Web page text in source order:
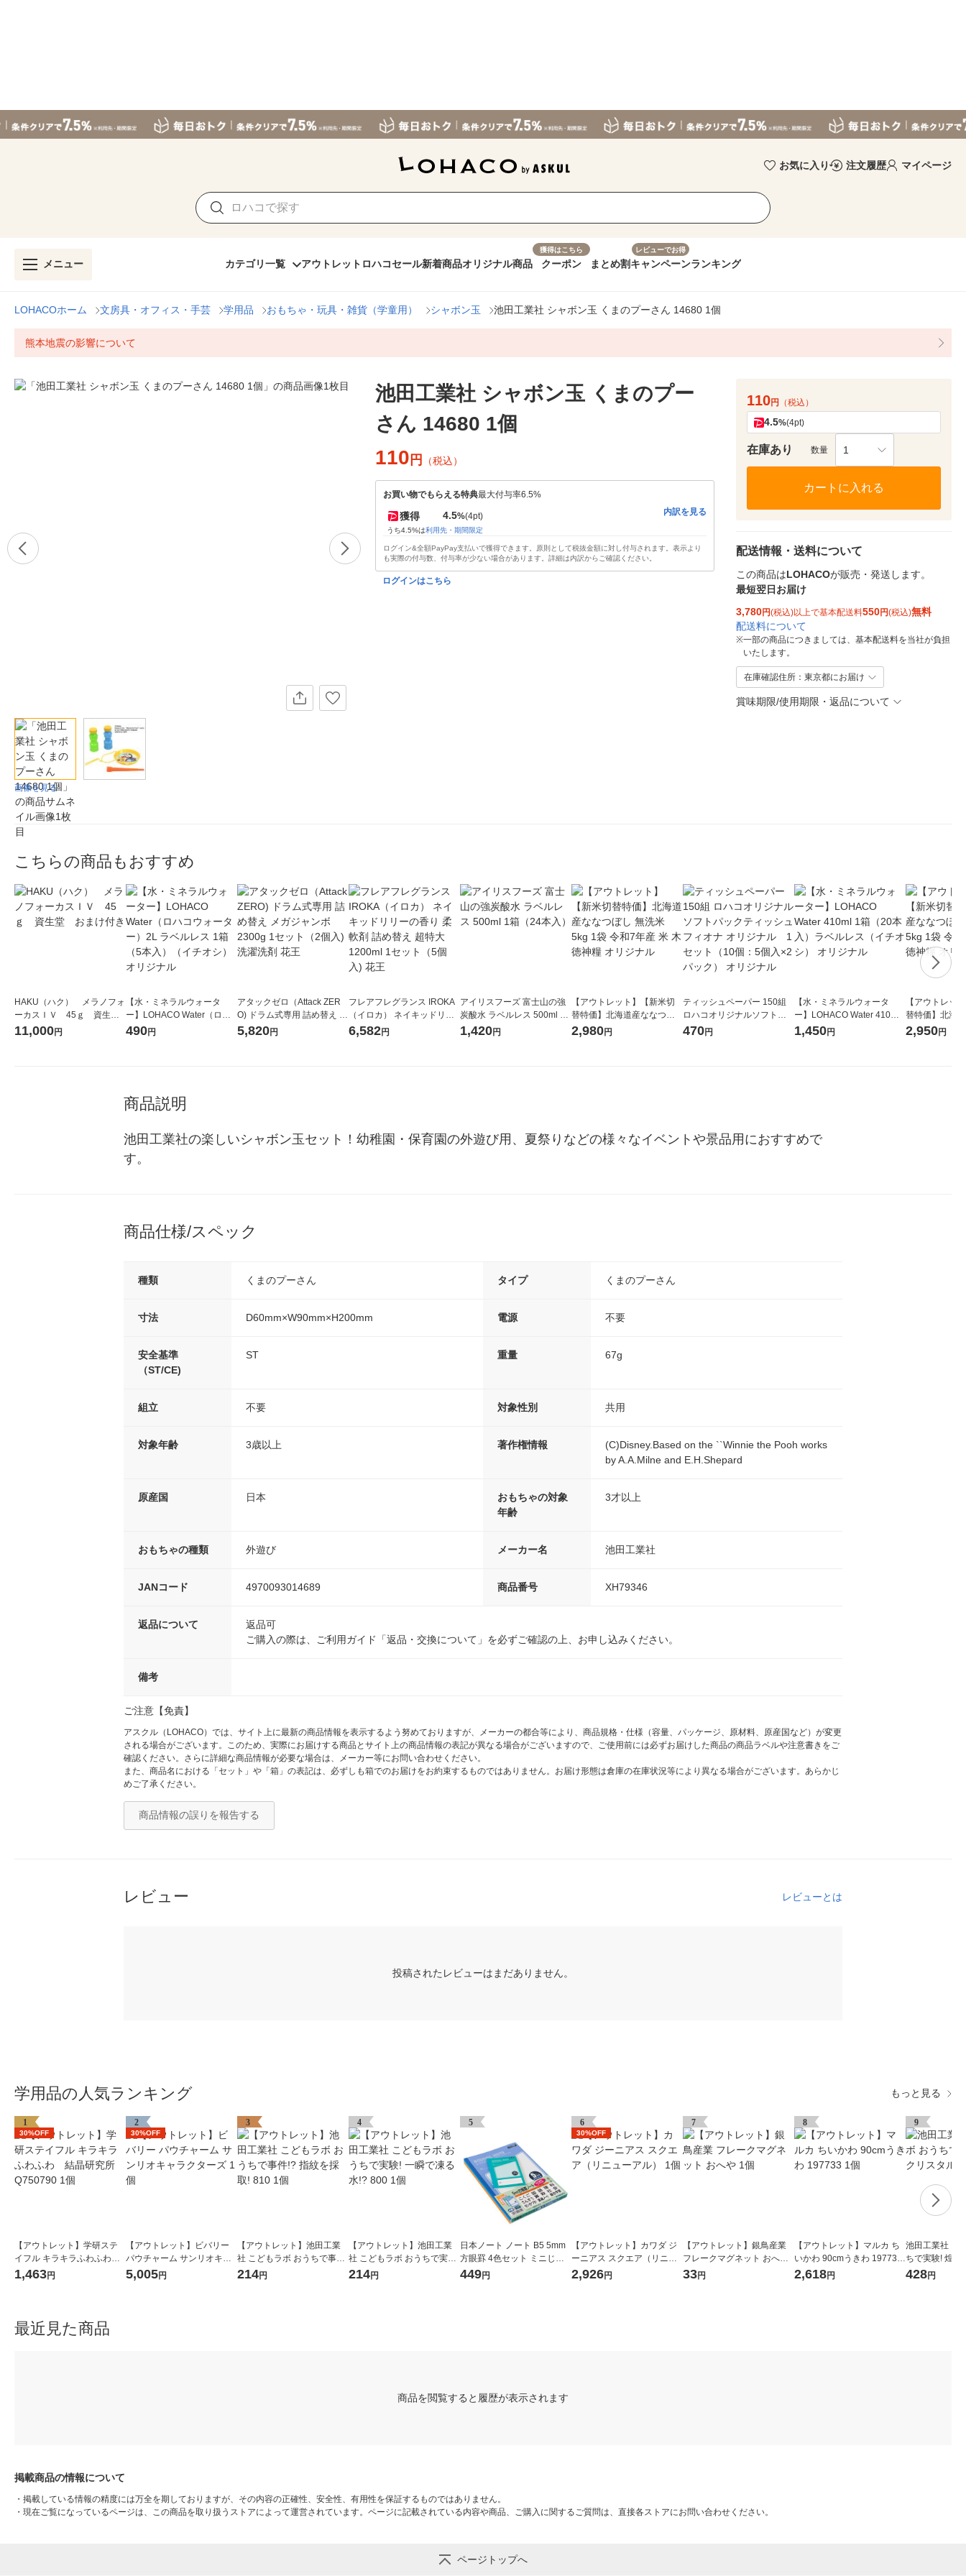
お気に入り 注文履歴 マイページ
メニュー カテゴリ一覧 アウトレット ロハコセール新着商品オリジナル商品
獲得はこちら
クーポン まとめ割
レビューでお得
キャンペーンランキング
LOHACOホーム 文房具・オフィス・手芸 学用品 おもちゃ・玩具・雑貨（学童用） シャボン玉 池田工業社 シャボン玉 くまのプーさん 14680 1個
熊本地震の影響について
画像を見る
池田工業社 シャボン玉 くまのプー
さん 14680 1個
110 円 （税込）
お買い物でもらえる特典最大付与率6.5%
獲得 4.5%(4pt)
うち4.5%は利用先・期間限定
内訳を見る
ログイン&全額PayPay支払いで獲得できます。原則として税抜金額に対し付与されます。表示より
も実際の付与数、付与率が少ない場合があります。詳細は内訳からご確認ください。
ログインはこちら
110円 （税込）
4.5%(4pt)
在庫あり 数量 1
カートに入れる
配送情報・送料について
この商品はLOHACOが販売・発送します。
最短翌日お届け
3,780円(税込)以上で基本配送料550円(税込)無料
配送料について
※一部の商品につきましては、基本配送料を当社が負担
いたします。
在庫確認住所：東京都にお届け
賞味期限/使用期限・返品について
こちらの商品もおすすめ
HAKU（ハク） メラノフォ
ーカスＩＶ 45ｇ 資生
堂 おまけ付き
11,000円
【水・ミネラルウォータ
ー】LOHACO Water（ロハ
コウォーター）2L ラベルレ
490円
アタックゼロ（Attack ZER
O) ドラム式専用 詰め替え メ
ガジャンボ 2300g 1セット
5,820円
フレアフレグランス IROKA
（イロカ） ネイキッドリリ
ーの香り 柔軟剤 詰め替え 超
6,582円
アイリスフーズ 富士山の強
炭酸水 ラベルレス 500ml 1
箱（24本入）
1,420円
【アウトレット】【新米切
替特価】北海道産ななつぼ
し 無洗米 5kg 1袋 令和7年産
2,980円
ティッシュペーパー 150組
ロハコオリジナルソフトパ
ックティッシュ フィオナ オ
470円
【水・ミネラルウォータ
ー】LOHACO Water 410ml
1箱（20本入）ラベルレス
1,450円
【アウトレッ
替特価】北海
し 精白米 5kg
2,950円
商品説明
池田工業社の楽しいシャボン玉セット！幼稚園・保育園の外遊び用、夏祭りなどの様々なイベントや景品用におすすめで
す。
商品仕様/スペック
種類 くまのプーさん タイプ くまのプーさん
寸法 D60mm×W90mm×H200mm 電源 不要
安全基準
（ST/CE)
ST 重量 67g
組立 不要 対象性別 共用
対象年齢 3歳以上 著作権情報
(C)Disney.Based on the ``Winnie the Pooh works
by A.A.Milne and E.H.Shepard
原産国 日本
おもちゃの対象
年齢
3才以上
おもちゃの種類 外遊び メーカー名 池田工業社
JANコード 4970093014689 商品番号 XH79346
返品について
返品可
ご購入の際は、ご利用ガイド「返品・交換について」を必ずご確認の上、お申し込みください。
備考
ご注意【免責】
アスクル（LOHACO）では、サイト上に最新の商品情報を表示するよう努めておりますが、メーカーの都合等により、商品規格・仕様（容量、パッケージ、原材料、原産国など）が変更
される場合がございます。このため、実際にお届けする商品とサイト上の商品情報の表記が異なる場合がございますので、ご使用前には必ずお届けした商品の商品ラベルや注意書きをご
確認ください。さらに詳細な商品情報が必要な場合は、メーカー等にお問い合わせください。
また、商品名における「セット」や「箱」の表記は、必ずしも箱でのお届けをお約束するものではありません。お届け形態は倉庫の在庫状況等により異なる場合がございます。あらかじ
めご了承ください。
商品情報の誤りを報告する
レビュー レビューとは
投稿されたレビューはまだありません。
学用品の人気ランキング もっと見る
1
30%OFF
【アウトレット】学研ステ
イフル キラキラふわふわ
結晶研究所 Q750790 1個
1,463円
2
30%OFF
【アウトレット】ビバリー
パウチャーム サンリオキャ
ラクターズ 1個
5,005円
3
【アウトレット】池田工業
社 こどもラボ おうちで事
件!? 指紋を採取! 810 1個
214円
4
【アウトレット】池田工業
社 こどもラボ おうちで実験!
一瞬で凍る水!? 800 1個
214円
5
日本ノート ノート B5 5mm
方眼罫 4色セット ミニじゆ
うノートおまけ付 学習帳 LM
449円
6
30%OFF
【アウトレット】カワダ ジ
ーニアス スクエア（リニュ
ーアル） 1個
2,926円
7
【アウトレット】銀鳥産業
フレークマグネット おへや
1個
33円
8
【アウトレット】マルカ ち
いかわ 90cmうきわ 197733
1個
2,618円
9
池田工業社 こ
ちで実験! 煌め
780 1個
428円
最近見た商品
商品を閲覧すると履歴が表示されます
掲載商品の情報について
・ 掲載している情報の精度には万全を期しておりますが、その内容の正確性、安全性、有用性を保証するものではありません。
・ 現在ご覧になっているページは、この商品を取り扱うストアによって運営されています。ページに記載されている内容や商品、ご購入に関するご質問は、直接各ストアにお問い合わせください。
ページトップへ